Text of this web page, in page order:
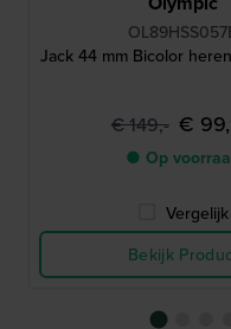
Jack 44 mm Bicolor
€ 149,- €
● Op
Vergelijk
Bekijk